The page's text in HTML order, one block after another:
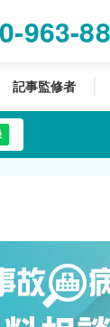
963-
記事監修者